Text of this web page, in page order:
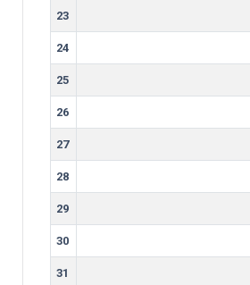
23
24
25
26
27
28
29
30
31